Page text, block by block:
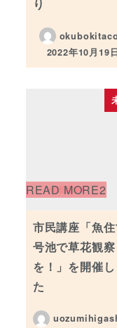
り
投稿日
2022年10月19日
市民講座「魚
号池で草花観察
を！」を開催し
た